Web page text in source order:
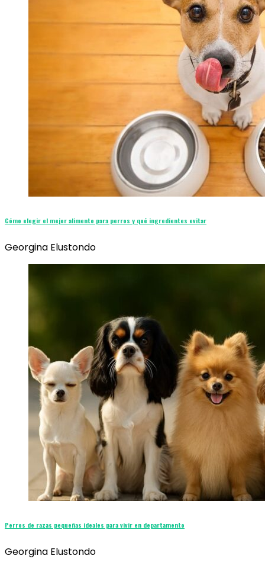
Cómo elegir el mejor alimento para perros y qué ingredientes evitar
Georgina Elustondo
Perros de razas pequeñas ideales para vivir en departamento
Georgina Elustondo